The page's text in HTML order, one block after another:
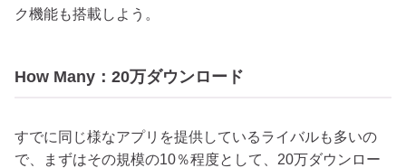
ク機能も搭載しよう。
How Many：20万ダウンロード
すでに同じ様なアプリを提供しているライバルも多いの
で、まずはその規模の10％程度として、20万ダウンロー